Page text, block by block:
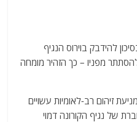
להידבק בוירוס הנגיף
מפניו – כך הזהיר מומחה
זיהום רב-לאומיות עשויים
של נגיף הקורונה דמוי